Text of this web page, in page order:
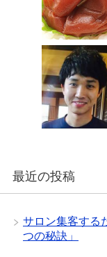
最近の投稿
サロン集客する
つの秘訣」